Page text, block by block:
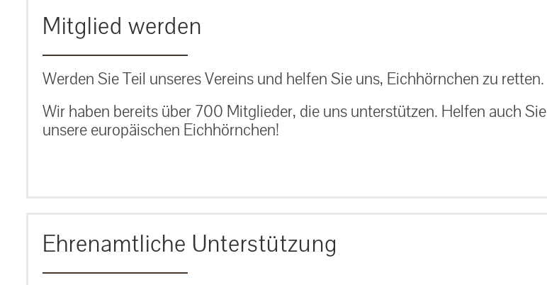
Mitglied werden
Werden Sie Teil unseres Vereins und helfen Sie uns, Eichhörnchen zu retten.
Wir haben bereits über 700 Mitglieder, die uns unterstützen. Helfen auch Sie
unsere europäischen Eichhörnchen!
Ehrenamtliche Unterstützung